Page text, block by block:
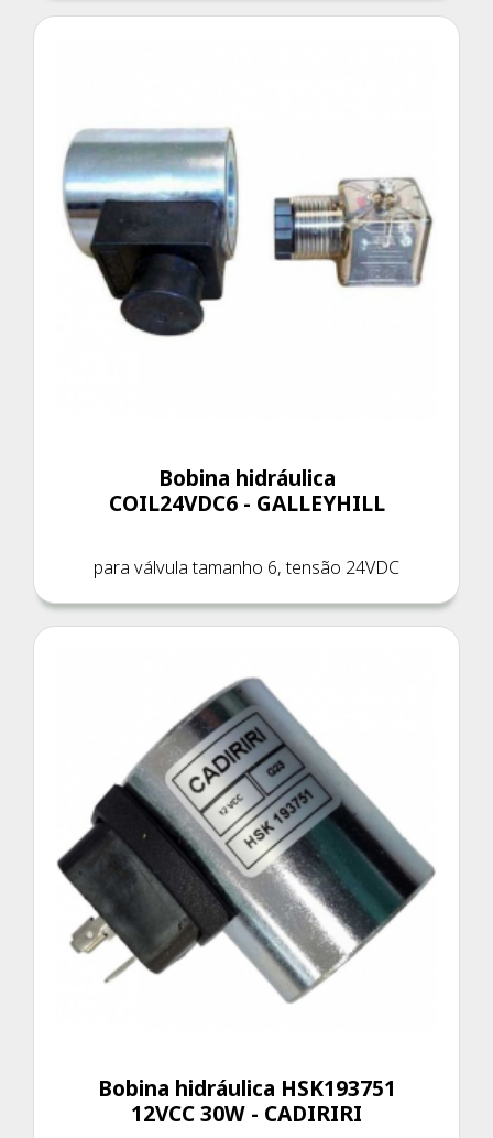
Bobina hidráulica
COIL24VDC6 - GALLEYHILL
para válvula tamanho 6, tensão 24VDC
Bobina hidráulica HSK193751
12VCC 30W - CADIRIRI